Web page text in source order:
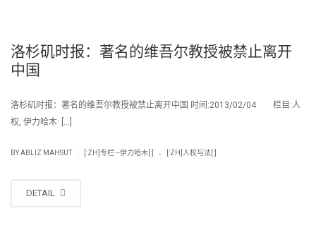
洛杉矶时报：著名的维吾尔教授被禁止离开
中国
洛杉矶时报：著名的维吾尔教授被禁止离开中国 时间:2013/02/04 栏目:人
权, 伊力哈木· […]
BYABLIZ MAHSUT [:ZH]专栏 --伊力哈木[:] . [:ZH]人权与法[:]
DETAIL